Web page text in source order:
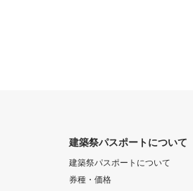
建築祭パスポートについて
建築祭パスポートについて
券種・価格